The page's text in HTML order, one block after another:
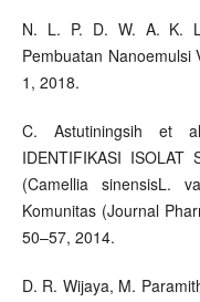
N. L. P. D. W. A. K.
Pembuatan Nanoemulsi
1, 2018.
C. Astutiningsih et
IDENTIFIKASI ISOLAT
(Camellia sinensisL.
Komunitas (Journal
50–57, 2014.
D. R. Wijaya, M.